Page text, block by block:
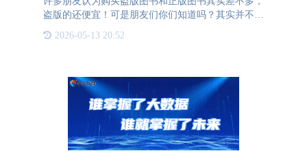
盗版的还便宜！可是朋友们你们知道吗？其实并不像
你所理解的那样，购买盗版图书的危害其实是非常
大！今天就让我们一起来了解一下吧~011、“永久性
2026-05-13 20:52